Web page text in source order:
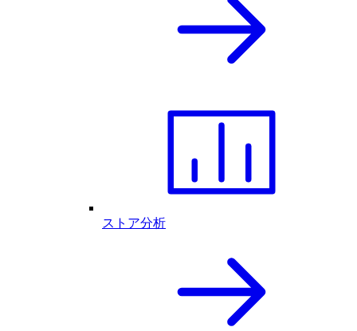
ストア分析